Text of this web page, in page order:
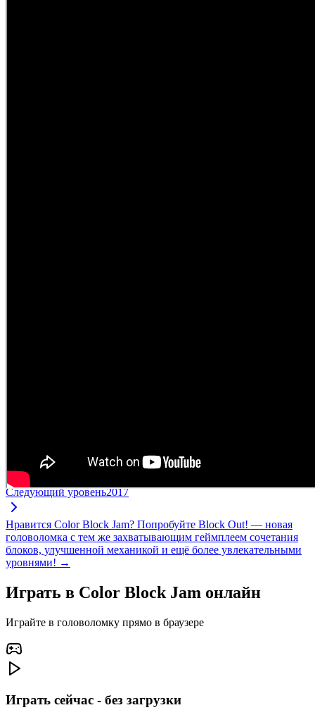
Следующий уровень2017
Нравится Color Block Jam? Попробуйте Block Out! — новая
головоломка с тем же захватывающим геймплеем сочетания
блоков, улучшенной механикой и ещё более увлекательными
уровнями! →
Играть в Color Block Jam онлайн
Играйте в головоломку прямо в браузере
Играть сейчас - без загрузки